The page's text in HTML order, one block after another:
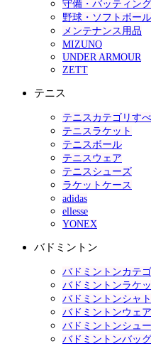
守備・バッティン
野球・ソフトボー
メンテナンス用品
MIZUNO
UNDER ARMOUR
ZETT
テニス
テニスカテゴリす
テニスラケット
テニスボール
テニスウェア
テニスシューズ
ラケットケース
adidas
ellesse
YONEX
バドミントン
バドミントンカテ
バドミントンラケ
バドミントンシャ
バドミントンウェア
バドミントンシュ
バドミントンバッグ